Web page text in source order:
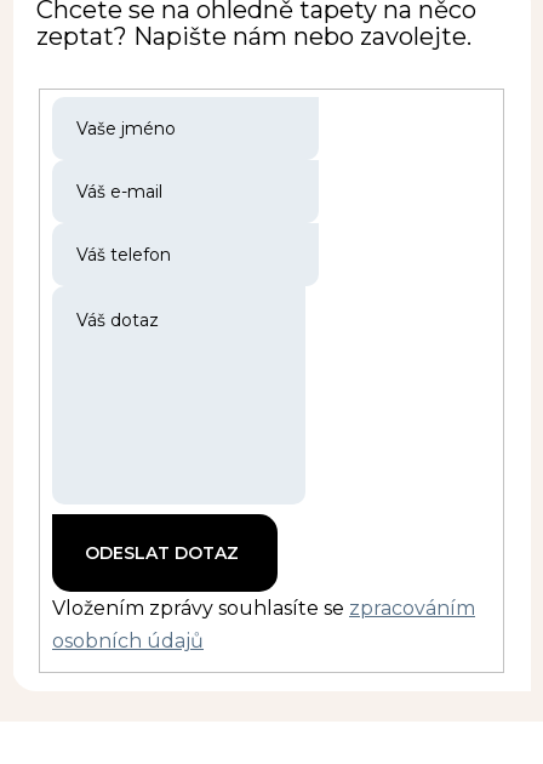
Chcete se na ohledně tapety na něco
zeptat? Napište nám nebo zavolejte.
Vložením zprávy souhlasíte se zpracováním
osobních údajů